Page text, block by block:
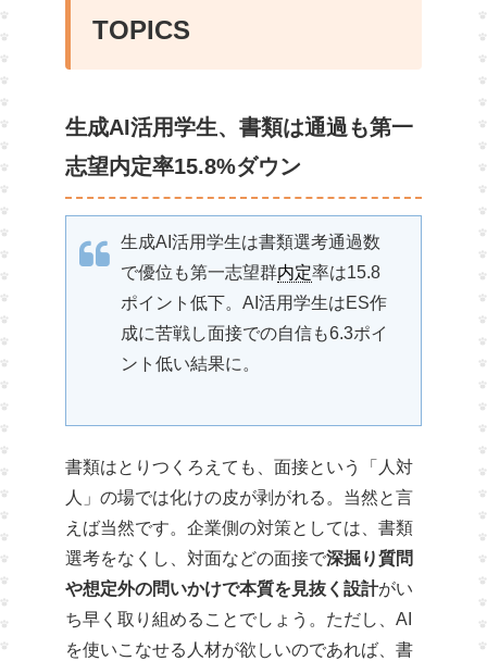
TOPICS
生成AI活用学生、書類は通過も第一
志望内定率15.8%ダウン
生成AI活用学生は書類選考通過数
で優位も第一志望群内定率は15.8
ポイント低下。AI活用学生はES作
成に苦戦し面接での自信も6.3ポイ
ント低い結果に。
書類はとりつくろえても、面接という「人対
人」の場では化けの皮が剥がれる。当然と言
えば当然です。企業側の対策としては、書類
選考をなくし、対面などの面接で深掘り質問
や想定外の問いかけで本質を見抜く設計がい
ち早く取り組めることでしょう。ただし、AI
を使いこなせる人材が欲しいのであれば、書